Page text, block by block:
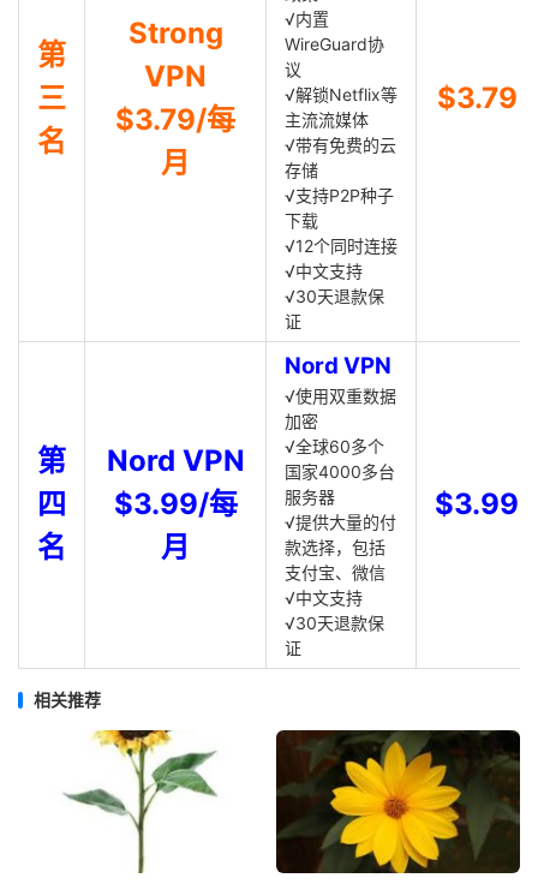
第
三
名
Strong
VPN
$3.79/每
月
√内置
WireGuard协
议
√解锁Netflix等
主流流媒体
√带有免费的云
存储
√支持P2P种子
下载
√12个同时连接
√中文支持
√30天退款保
证
$3.79
第
四
名
Nord VPN
$3.99/每
月
Nord VPN
√使用双重数据
加密
√全球60多个
国家4000多台
服务器
√提供大量的付
款选择，包括
支付宝、微信
√中文支持
√30天退款保
证
$3.99
相关推荐